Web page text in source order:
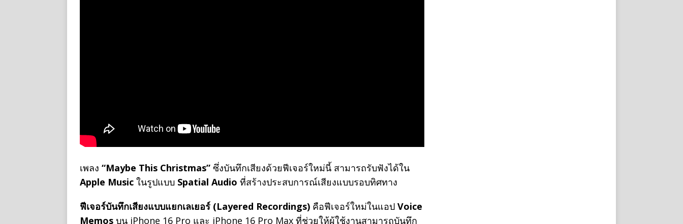
เพลง “Maybe This Christmas” ซึ่งบันทึกเสียงด้วยฟีเจอร์ใหม่นี้ สามารถรับฟังได้ใน
Apple Music ในรูปแบบ Spatial Audio ที่สร้างประสบการณ์เสียงแบบรอบทิศทาง
ฟีเจอร์บันทึกเสียงแบบแยกเลเยอร์ (Layered Recordings) คือฟีเจอร์ใหม่ในแอป Voice
Memos บน iPhone 16 Pro และ iPhone 16 Pro Max ที่ช่วยให้ผู้ใช้งานสามารถบันทึก